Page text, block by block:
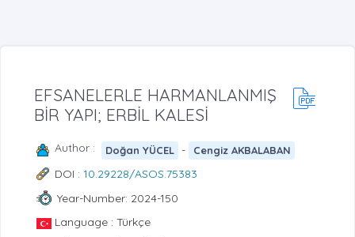
EFSANELERLE HARMANLANMIŞ
BİR YAPI; ERBİL KALESİ
Author : Doğan YÜCEL - Cengiz AKBALABAN
DOI : 10.29228/ASOS.75383
Year-Number: 2024-150
Language : Türkçe